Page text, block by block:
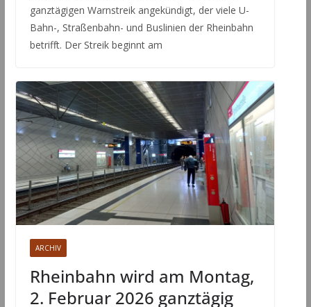
ganztägigen Warnstreik angekündigt, der viele U-
Bahn-, Straßenbahn- und Buslinien der Rheinbahn
betrifft. Der Streik beginnt am
ARCHIV
Rheinbahn wird am Montag,
2. Februar 2026 ganztägig